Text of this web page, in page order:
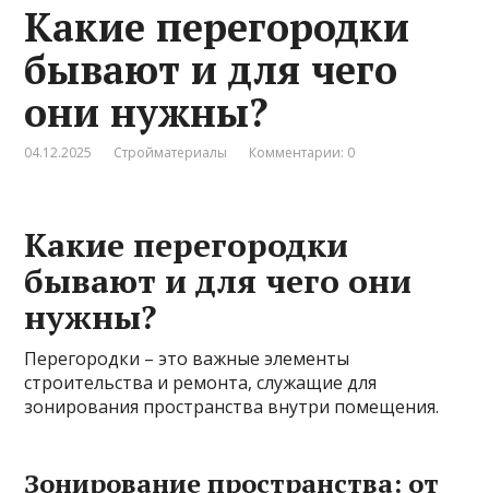
Какие перегородки
бывают и для чего
они нужны?
04.12.2025 Стройматериалы Комментарии: 0
Какие перегородки
бывают и для чего они
нужны?
Перегородки – это важные элементы
строительства и ремонта, служащие для
зонирования пространства внутри помещения.
Зонирование пространства: от